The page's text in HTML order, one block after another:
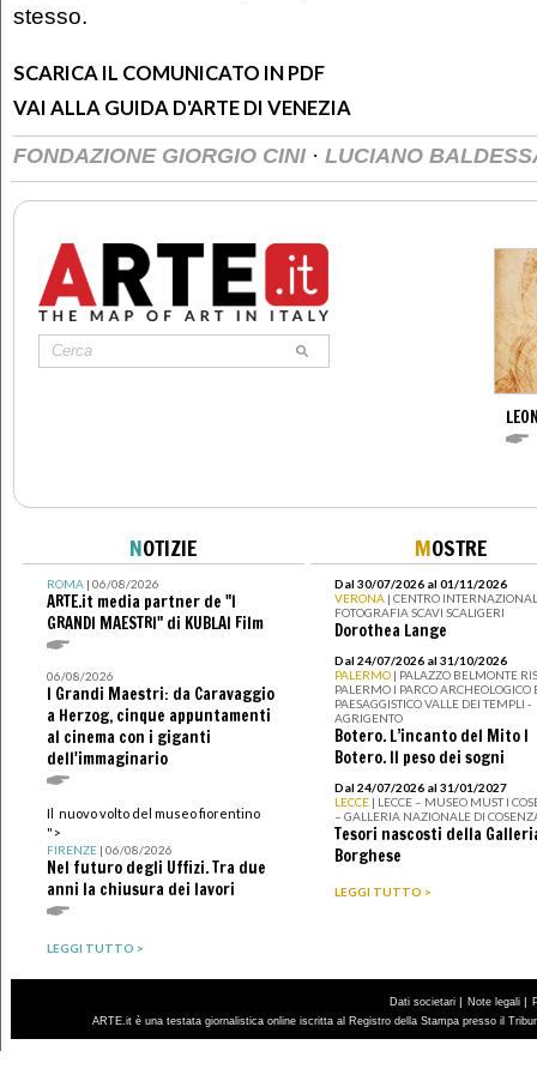
stesso.
SCARICA IL COMUNICATO IN PDF
VAI ALLA GUIDA D'ARTE DI VENEZIA
FONDAZIONE GIORGIO CINI · LUCIANO
NOTIZIE
ROMA| 06/08/2026
ARTE.it media partner de "I
GRANDI MAESTRI" di KUBLAI Film
06/08/2026
I Grandi Maestri: da Caravaggio
a Herzog, cinque appuntamenti
al cinema con i giganti
dell'immaginario
Il nuovo volto del museo fiorentino
">
FIRENZE| 06/08/2026
Nel futuro degli Uffizi. Tra due
anni la chiusura dei lavori
LEGGI TUTTO >
MOSTRE
Dal 30/07/2026 al 01/11/2026
VERONA | CENTRO
FOTOGRAFIA SCAVI SCALIGERI
Dorothea Lange
Dal 24/07/2026 al 31/10/2026
PALERMO | PALAZZO BELMONTE
PALERMO I PARCO ARCHEOLOGICO
PAESAGGISTICO VALLE DEI TEMPLI -
AGRIGENTO
Botero. L’incanto del Mito I
Botero. Il peso dei sogni
Dal 24/07/2026 al 31/01/2027
LECCE | LECCE – MUSEO MUST I
– GALLERIA NAZIONALE DI
Tesori nascosti della
Borghese
LEGGI TUTTO >
Dati societari | Note legali |
ARTE.it è una testata giornalistica online iscritta al Registro della Stampa presso il